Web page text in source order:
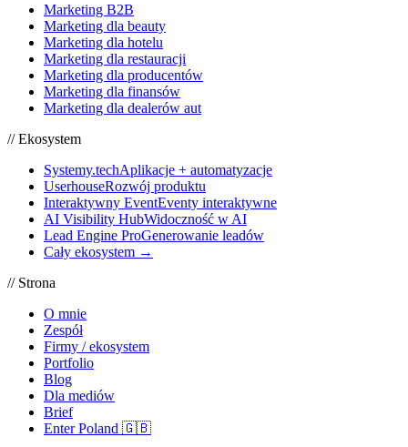
Marketing B2B
Marketing dla beauty
Marketing dla hotelu
Marketing dla restauracji
Marketing dla producentów
Marketing dla finansów
Marketing dla dealerów aut
// Ekosystem
Systemy.techAplikacje + automatyzacje
UserhouseRozwój produktu
Interaktywny EventEventy interaktywne
AI Visibility HubWidoczność w AI
Lead Engine ProGenerowanie leadów
Cały ekosystem →
// Strona
O mnie
Zespół
Firmy / ekosystem
Portfolio
Blog
Dla mediów
Brief
Enter Poland 🇬🇧